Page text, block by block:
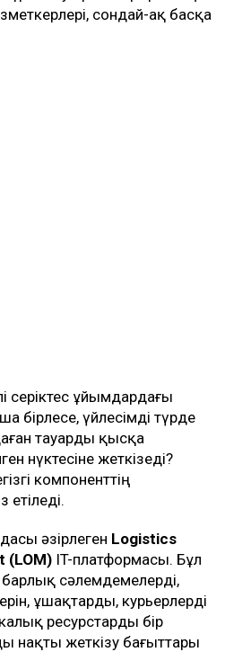
сондай-ақ басқа
серіктес ұйымдардағы
бірлесе, үйлесімді түрде
тауарды қысқа
нүктесіне жеткізеді?
компоненттің
әзірлеген Logistics
(LOM) IT-платформасы. Бұл
сәлемдемелерді,
ұшақтарды, курьерлерді
ресурстарды бір
нақты жеткізу бағыттары